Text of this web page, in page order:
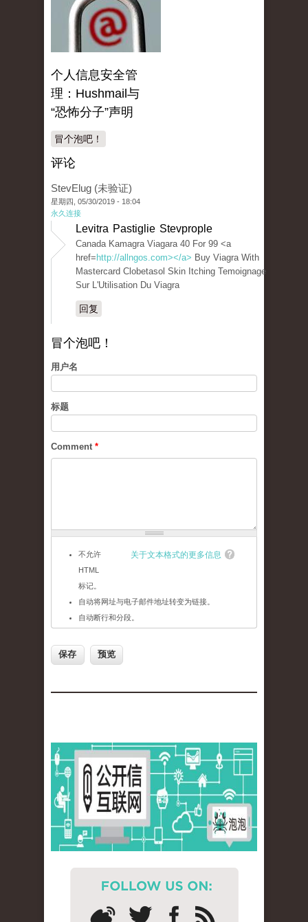
个人信息安全管
理：Hushmail与
“恐怖分子”声明
冒个泡吧！
评论
StevElug (未验证)
星期四, 05/30/2019 - 18:04
永久连接
Levitra Pastiglie Stevprople
Canada Kamagra Viagara 40 For 99 <a
href= http://allngos.com></a> Buy Viagra With
Mastercard Clobetasol Skin Itching Temoignage
Sur L'Utilisation Du Viagra
回复
冒个泡吧！
用户名
标题
Comment *
关于文本格式的更多信息
不允许
HTML
标记。
自动将网址与电子邮件地址转变为链接。
自动断行和分段。